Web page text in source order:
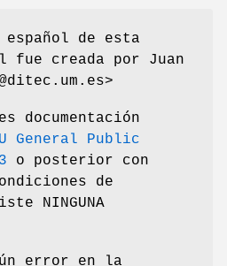
de esta
fue creada por Juan
documentación
General Public
o posterior con
de
NINGUNA
error en la